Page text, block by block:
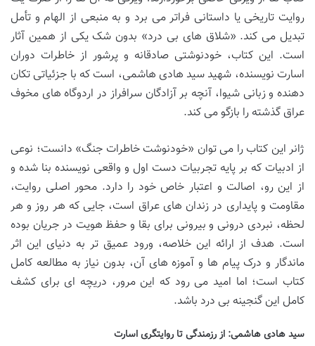
روایت تاریخی یا داستانی فراتر می برد و به منبعی از الهام و تأمل
تبدیل می کند. «شلاق های بی درد» بدون شک یکی از همین آثار
است. این کتاب، خودنوشتی صادقانه و پرشور از خاطرات دوران
اسارت نویسنده، شهید سید هادی هاشمی، است که با جزئیاتی تکان
دهنده و زبانی شیوا، آنچه بر آزادگان سرافراز در اردوگاه های مخوف
عراق گذشته را بازگو می کند.
ژانر این کتاب را می توان «خودنوشت خاطرات جنگ» دانست؛ نوعی
از ادبیات که بر پایه تجربیات دست اول و واقعی نویسنده بنا شده و
از این رو، اصالت و اعتبار خاص خود را دارد. محور اصلی روایت،
مقاومت و پایداری در زندان های عراق است، جایی که هر روز و هر
لحظه، نبردی درونی و بیرونی برای بقا و حفظ هویت در جریان بوده
است. هدف از ارائه این خلاصه، ورود عمیق تر به دنیای این اثر
ماندگار و درک پیام ها و آموزه های آن، بدون نیاز به مطالعه کامل
کتاب است؛ اما امید می رود که این مرور، دریچه ای برای کشف
کامل این گنجینه بی درد باشد.
سید هادی هاشمی: از رزمندگی تا روایتگری اسارت